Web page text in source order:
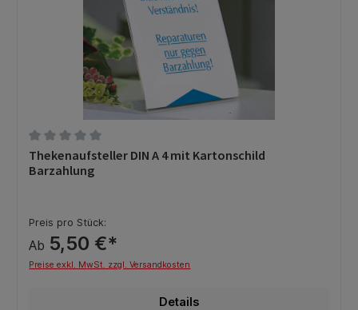
Durchschnittliche Bewertung von 0 von 5 Sternen
Thekenaufsteller DIN A 4 mit Kartonschild
Barzahlung
Preis pro Stück:
Ab 5,50 €*
Preise exkl. MwSt. zzgl. Versandkosten
Details